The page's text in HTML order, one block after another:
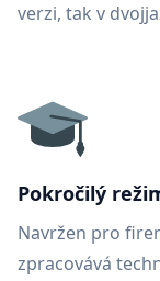
verzi, tak v
Pokročilý
Navržen pro
zpracovává